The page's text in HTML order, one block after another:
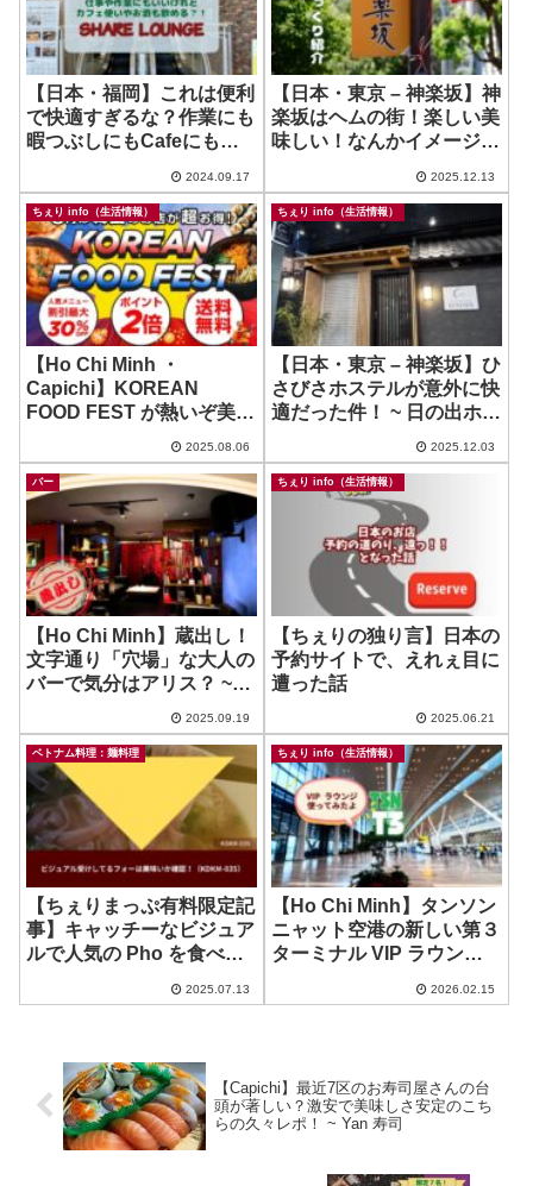
【日本・福岡】これは便利
で快適すぎるな？作業にも
暇つぶしにもCafeにも宴
TSUTAYA SHARE
LOUNGE
2024.09.17
【日本・東京 – 神楽坂】神
楽坂はヘムの街！楽しい美
味しい！なんかイメージと
2025.12.13
ちぇり info（生活情報）
【Ho Chi Minh ・
Capichi】KOREAN
FOOD FEST が熱いぞ美味
2025.08.06
ちぇり info（生活情報）
【日本・東京 – 神楽坂】ひ
さびさホステルが意外に快
適だった件！ ~ 日の出ホテ
2025.12.03
バー
【Ho Chi Minh】蔵出し！
文字通り「穴場」な大人の
バーで気分はアリス？ ~
2025.09.19
ちぇり info（生活情報）
【ちぇりの独り言】日本の
予約サイトで、えれぇ目に
遭った話
2025.06.21
ベトナム料理：麺料理
【ちぇりまっぷ有料限定記
事】キャッチーなビジュア
ルで人気の Pho を食べま
2025.07.13
ちぇり info（生活情報）
【Ho Chi Minh】タンソン
ニャット空港の新しい第３
ターミナル VIP ラウンジ
2026.02.15
【Capichi】最近7区のお寿司屋さんの台
頭が著しい？激安で美味しさ安定のこち
らの久々レポ！ ~ Yan 寿司